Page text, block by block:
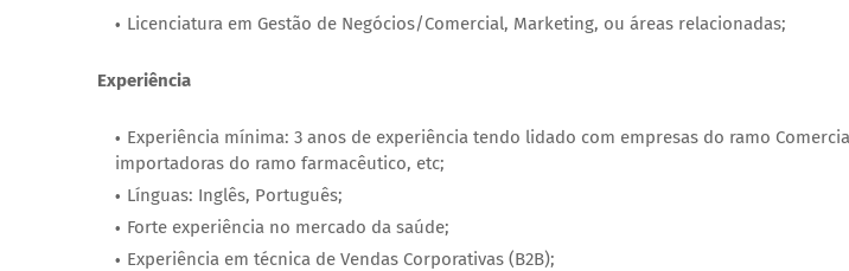
Licenciatura em Gestão de Negócios/Comercial, Marketing, ou áreas relacionadas;
Experiência
Experiência mínima: 3 anos de experiência tendo lidado com empresas do ramo
importadoras do ramo farmacêutico, etc;
Línguas: Inglês, Português;
Forte experiência no mercado da saúde;
Experiência em técnica de Vendas Corporativas (B2B);